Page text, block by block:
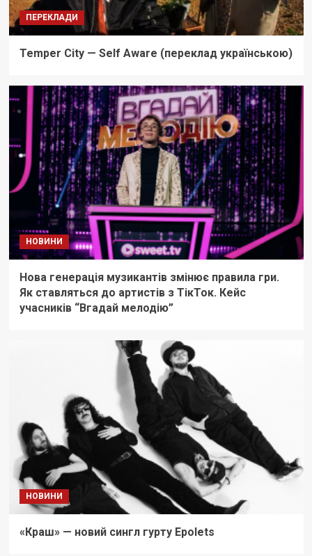
ПЕРЕКЛАДИ
Temper City — Self Aware (переклад українською)
НОВИНИ
Нова генерація музикантів змінює правила гри.
Як ставляться до артистів з ТікТок. Кейс
учасників “Вгадай мелодію”
НОВИНИ
«Краш» — новий сингл гурту Epolets